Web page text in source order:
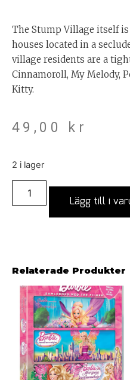
The Stump Village itself
houses located in a
village residents are a
Cinnamoroll, My Melody,
Kitty.
49,00 kr
2 i lager
Lägg till i
Relaterade Produkter